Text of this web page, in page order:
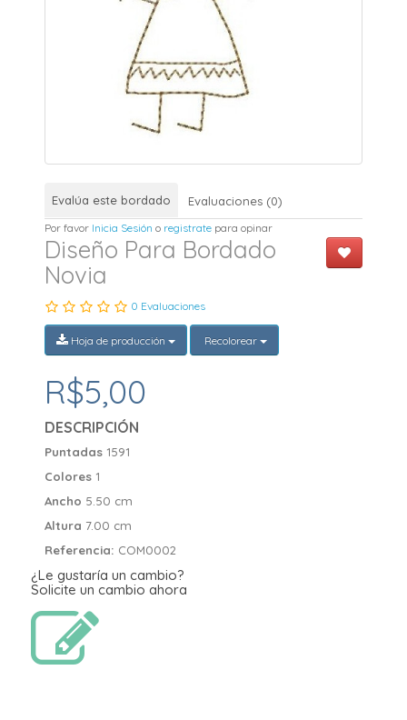
Evalúa este bordado Evaluaciones (0)
Por favor Inicia Sesión o registrate para opinar
Diseño Para Bordado
Novia
0 Evaluaciones
Hoja de producción Recolorear
R$5,00
DESCRIPCIÓN
Puntadas 1591
Colores 1
Ancho 5.50 cm
Altura 7.00 cm
Referencia: COM0002
¿Le gustaría un cambio?
Solicite un cambio ahora